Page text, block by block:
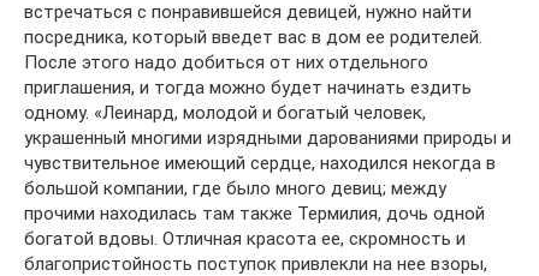
встречаться с понравившейся девицей, нужно найти
посредника, который введет вас в дом ее родителей.
После этого надо добиться от них отдельного
приглашения, и тогда можно будет начинать ездить
одному. «Леинард, молодой и богатый человек,
украшенный многими изрядными дарованиями природы и
чувствительное имеющий сердце, находился некогда в
большой компании, где было много девиц; между
прочими находилась там также Термилия, дочь одной
богатой вдовы. Отличная красота ее, скромность и
благопристойность поступок привлекли на нее взоры,